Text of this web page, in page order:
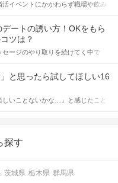
イベントにかかわらず職場や飲み
されます。 これから恋人作りを本
、女性が異性を求めて出すサイン
動に移せるかどうかが重要。 この
しい時に出すサインとその心理を
べきかをご紹介していきます。
ートの誘い方！OKをもら
ツは？
ージのやり取りを続けてく中で
らいいの？」とお困りの男性もいら
か。 そこで今回は、男性から女性へ
コツをご紹介します。例文も混じ
考にしてください。
と思ったら試してほしい16
いことないかな…」と感じたこと
した♪ いままさに楽しいことを探し
探す
茨城県 栃木県 群馬県